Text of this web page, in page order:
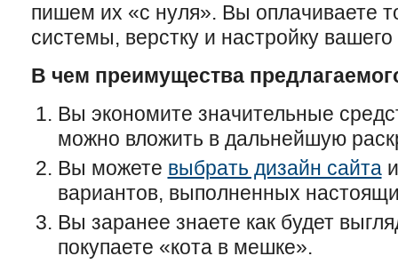
пишем их «с нуля». Вы оплачиваете
системы, верстку и настройку вашего
В чем преимущества
Вы экономите значительные
можно вложить в дальнейшую
Вы можете выбрать дизайн сайта
вариантов, выполненных
Вы заранее знаете как будет
покупаете «кота в мешке».